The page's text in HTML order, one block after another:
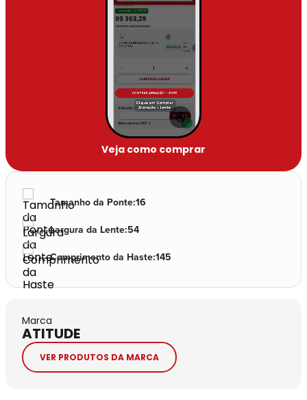
🔇
Veja como comprar
Tamanho da Ponte:16
Largura da Lente:54
Comprimento da Haste:145
Marca
ATITUDE
VER PRODUTOS DA MARCA